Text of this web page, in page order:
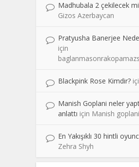
Madhubala 2 çekilecek
Gizos Azerbaycan
Pratyusha Banerjee
için
Blackpink Rose Kimdir?
Manish Goplani neler
anlattı için Manish goplani
En Yakışıklı 30 hintli
Zehra Shyh